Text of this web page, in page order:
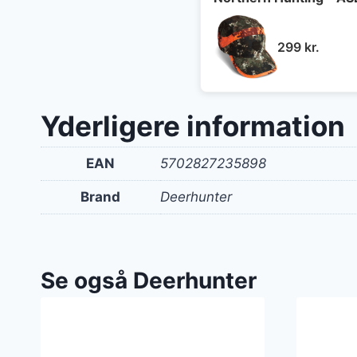
299 kr.
Yderligere information
EAN 5702827235898
Brand Deerhunter
Se også Deerhunter